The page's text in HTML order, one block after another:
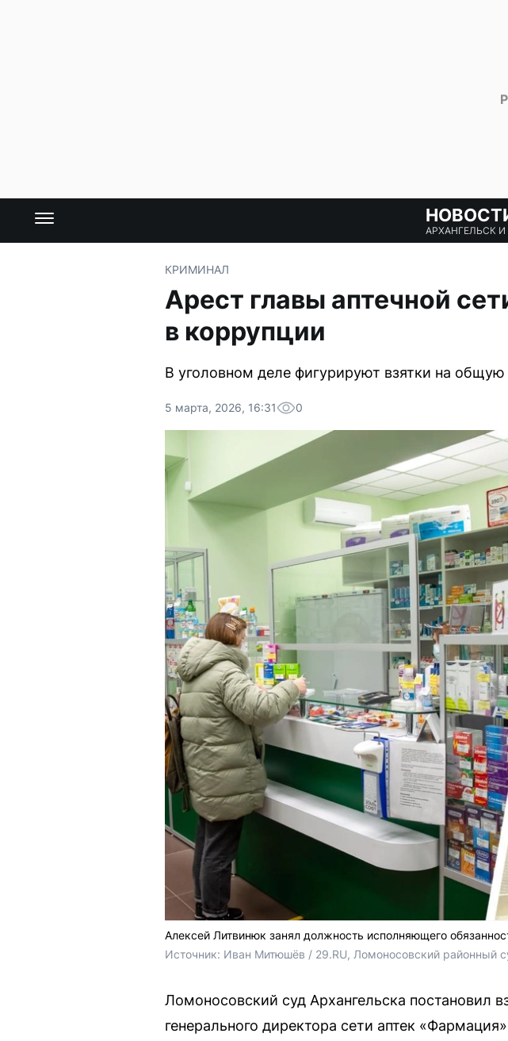
АРХАНГЕЛЬСК
КРИМИНАЛ
Арест главы аптечной
в коррупции
В уголовном деле фигурируют взятки на
5 марта, 2026, 16:31 0
Алексей Литвинюк занял должность исполняющего
Источник: Иван Митюшёв / 29.RU, Ломоносовский районный
Ломоносовский суд Архангельска постановил
генерального директора сети аптек